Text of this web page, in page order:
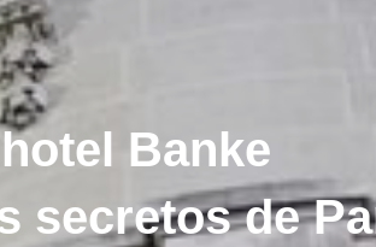
Banke
secretos de